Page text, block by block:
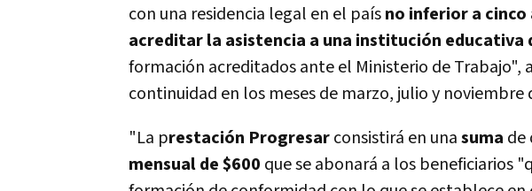
con una residencia legal en el paísno inferior a
acreditar la asistencia a una institución
formación acreditados ante el Ministerio de Trabajo",
continuidad en los meses de marzo, julio y noviembre
"La prestación Progresarconsistirá en unasuma de
mensual de $600 que se abonará a los beneficiarios